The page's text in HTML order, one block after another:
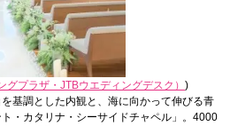
グプラザ・JTBウエディングデスク） )
基調とした内観と、海に向かって伸びる青
・カタリナ・シーサイドチャペル」。4000